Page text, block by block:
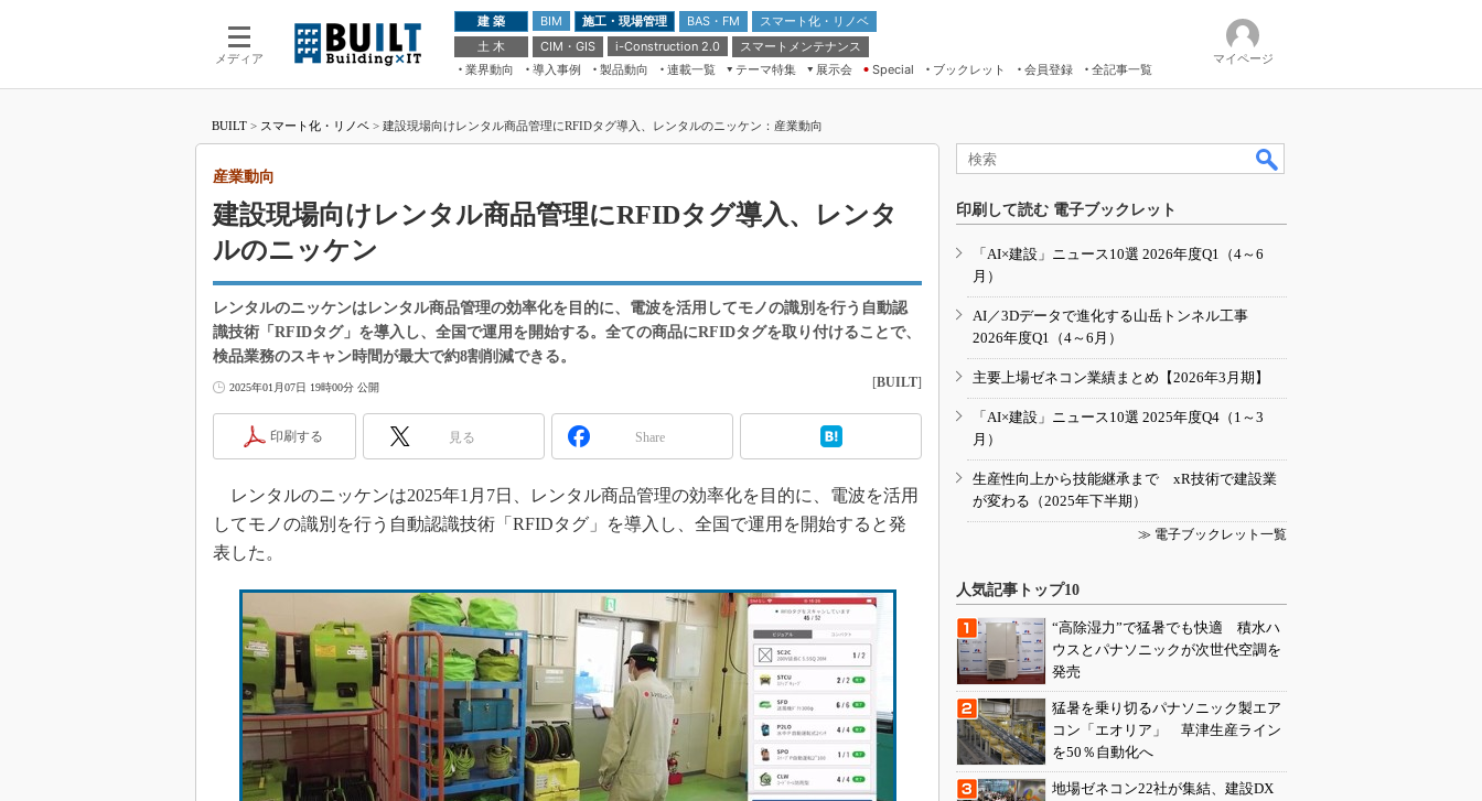
メディア
建 築 BIM 施工・現場管理 BAS・FM
スマート化・リノベ
土 木
CIM・GIS i-Construction 2.0
スマートメンテナンス
業界動向
導入事例 製品動向 連載一覧
テーマ特集
ドローンがもたらす建設業界の“ゲー
ムチェンジ” Ver.2.0
“Society5.0”時代のスマートビル
展示会
第8回 国際 建設・測量展
築・土木・不動産の先端技術展－
メンテナンス・レジリエンスOSAKA
日本 ものづくりワールド 2020
IGAS2018
Special ブックレット 会員登録 全記事一覧
マイページ
BUILT > スマート化・リノベ > 建設現場向けレンタル商品管理にRFIDタグ導入、レンタルのニッケン：産業動向
建設現場向けレンタル商品管理にRFIDタグ導入、レンタ
ルのニッケン
産業動向
レンタルのニッケンはレンタル商品管理の効率化を目的に、電波を活用してモノの識別を行う自動認
識技術「RFIDタグ」を導入し、全国で運用を開始する。全ての商品にRFIDタグを取り付けることで、
検品業務のスキャン時間が最大で約8割削減できる。
2025年01月07日 19時00分 公開 [BUILT]
印刷する 見る Share
レンタルのニッケンは2025年1月7日、レンタル商品管理の効率化を目的に、電波を活用
してモノの識別を行う自動認識技術「RFIDタグ」を導入し、全国で運用を開始すると発
表した。
印刷して読む 電子ブックレット
「AI×建設」ニュース10選 2026年度Q1（4～6
月）
AI／3Dデータで進化する山岳トンネル工事
2026年度Q1（4～6月）
主要上場ゼネコン業績まとめ【2026年3月期】
「AI×建設」ニュース10選 2025年度Q4（1～3
月）
生産性向上から技能継承まで xR技術で建設業
が変わる（2025年下半期）
≫ 電子ブックレット一覧
人気記事トップ10
“高除湿力”で猛暑でも快適 積水ハ
ウスとパナソニックが次世代空調を
発売
猛暑を乗り切るパナソニック製エア
コン「エオリア」 草津生産ライン
を50％自動化へ
地場ゼネコン22社が集結、建設DX